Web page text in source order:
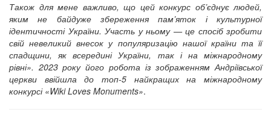
Також для мене важливо, що цей конкурс об’єднує людей,
яким не байдуже збереження пам’яток і культурної
ідентичності України. Участь у ньому — це спосіб зробити
свій невеликий внесок у популяризацію нашої країни та її
спадщини, як всередині України, так і на міжнародному
рівні». 2023 року його робота із зображенням Андріївської
церкви ввійшла до топ-5 найкращих на міжнародному
конкурсі «Wiki Loves Monuments».